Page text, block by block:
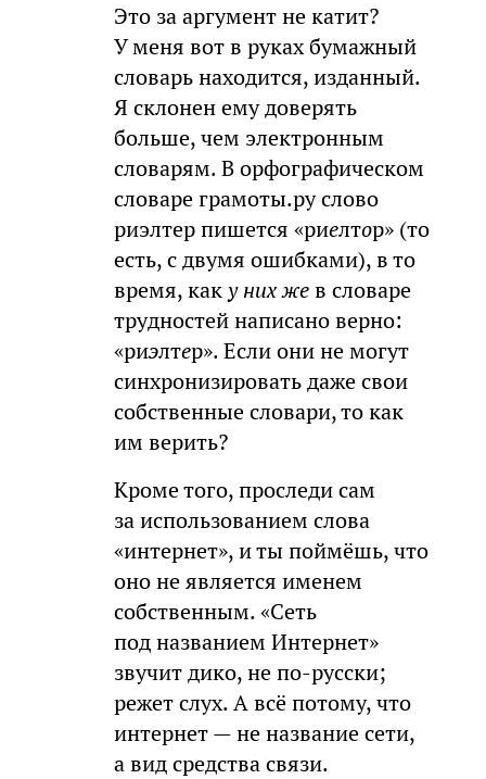
Это за аргумент не катит?
У меня вот в руках бумажный
словарь находится, изданный.
Я склонен ему доверять
больше, чем электронным
словарям. В орфографическом
словаре грамоты.ру слово
риэлтер пишется «риелтор» (то
есть, с двумя ошибками), в то
время, каку них жев словаре
трудностей написано верно:
«риэлтер». Если они не могут
синхронизировать даже свои
собственные словари, то как
им верить?
Кроме того, проследи сам
за использованием слова
«интернет», и ты поймёшь, что
оно не является именем
собственным. «Сеть
под названием Интернет»
звучит дико, не по-русски;
режет слух. А всё потому, что
интернет — не название сети,
а вид средства связи.